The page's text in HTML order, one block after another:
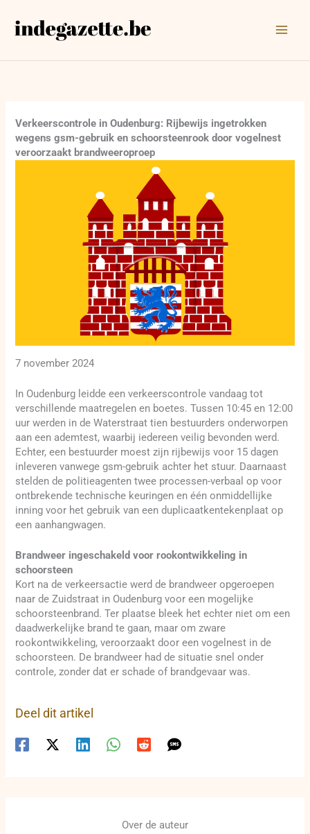
naar
Verkeerscontrole in Oudenburg: Rijbewijs ingetrokken
wegens gsm-gebruik en schoorsteenrook door vogelnest
veroorzaakt brandweeroproep
7 november 2024
In Oudenburg leidde een verkeerscontrole vandaag tot
verschillende maatregelen en boetes. Tussen 10:45 en 12:00
uur werden in de Waterstraat tien bestuurders onderworpen
aan een ademtest, waarbij iedereen veilig bevonden werd.
Echter, een bestuurder moest zijn rijbewijs voor 15 dagen
inleveren vanwege gsm-gebruik achter het stuur. Daarnaast
stelden de politieagenten twee processen-verbaal op voor
ontbrekende technische keuringen en één onmiddellijke
inning voor het gebruik van een duplicaatkentekenplaat op
een aanhangwagen.
Brandweer ingeschakeld voor rookontwikkeling in
schoorsteen
Kort na de verkeersactie werd de brandweer opgeroepen
naar de Zuidstraat in Oudenburg voor een mogelijke
schoorsteenbrand. Ter plaatse bleek het echter niet om een
daadwerkelijke brand te gaan, maar om zware
rookontwikkeling, veroorzaakt door een vogelnest in de
schoorsteen. De brandweer had de situatie snel onder
controle, zonder dat er schade of brandgevaar was.
Deel dit artikel
Over de auteur